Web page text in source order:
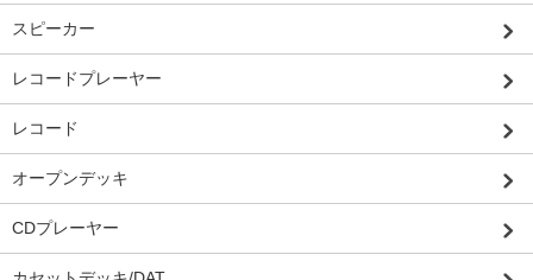
スピーカー
レコードプレーヤー
レコード
オープンデッキ
CDプレーヤー